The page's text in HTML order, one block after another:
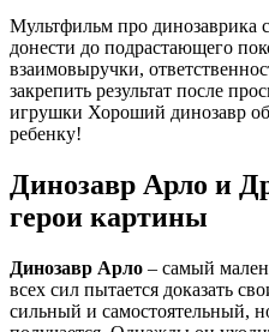
Мультфильм про динозаврика
донести до подрастающего
взаимовыручки,
закрепить результат после
игрушки Хороший динозавр
ребенку!
Динозавр Арло и
герои картины
Динозавр Арло – самый
всех сил пытается доказать
сильный и самостоятельный,